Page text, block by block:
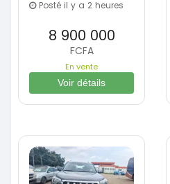
Posté il y a 2 heures
8 900 000
FCFA
En vente
Voir détails